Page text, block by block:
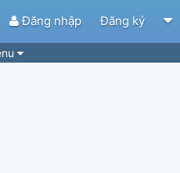
Đăng nhập Đăng ký